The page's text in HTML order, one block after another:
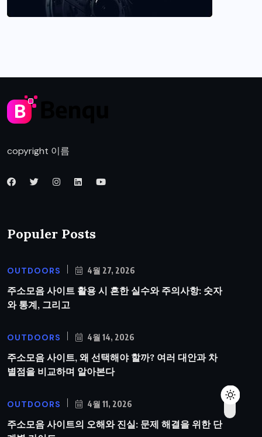
copyright 이름
Populer Posts
OUTDOORS 4월 27, 2026
주소모음 사이트 활용 시 흔한 실수와 주의사항: 숫자
와 통계, 그리고
OUTDOORS 4월 14, 2026
주소모음 사이트, 왜 선택해야 할까? 여러 대안과 차
별점을 비교하며 알아본다
OUTDOORS 4월 11, 2026
주소모음 사이트의 오해와 진실: 문제 해결을 위한 단